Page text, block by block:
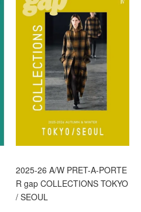
2025-26 A/W PRET-A-PORTE
R gap COLLECTIONS TOKYO
/ SEOUL